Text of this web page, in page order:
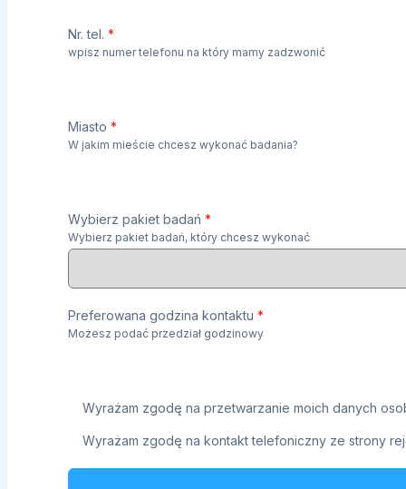
Nr. tel.*
wpisz numer telefonu na który mamy zadzwonić
Miasto*
W jakim mieście chcesz wykonać badania?
Wybierz pakiet badań*
Wybierz pakiet badań, który chcesz wykonać
Preferowana godzina kontaktu*
Możesz podać przedział godzinowy
Wyrażam zgodę na przetwarzanie moich danych
Wyrażam zgodę na kontakt telefoniczny ze strony